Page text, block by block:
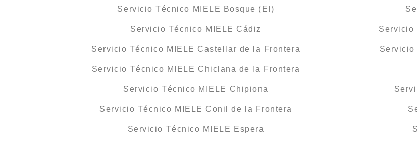
Servicio Técnico MIELE Bosque (El)
Servicio Técnico MIELE Cádiz
Servicio Técnico MIELE Castellar de la Frontera
Servicio Técnico MIELE Chiclana de la Frontera
Servicio Técnico MIELE Chipiona
Servicio Técnico MIELE Conil de la Frontera
Servicio Técnico MIELE Espera
Servicio
Servicio